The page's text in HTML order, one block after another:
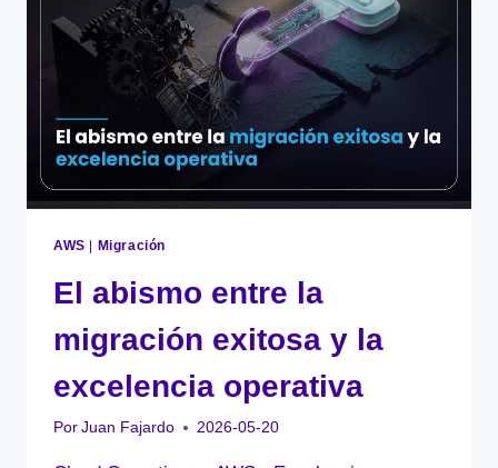
NIVEL
PARA
CONVERTIR
TENDENCIAS
EN
DECISIONES
AWS Migración
El abismo entre la
migración exitosa y la
excelencia operativa
Por Juan Fajardo 2026-05-20